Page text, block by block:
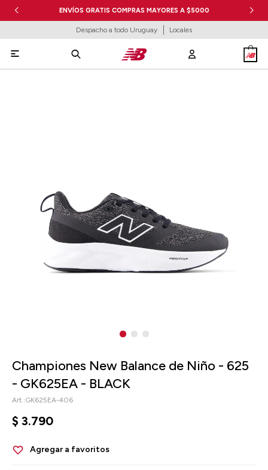
ENVÍOS GRATIS COMPRAS MAYORES A $5000
Despacho a todo Uruguay Locales

Championes New Balance de Niño - 625
- GK625EA - BLACK
GK625EA-406
$ 3.790